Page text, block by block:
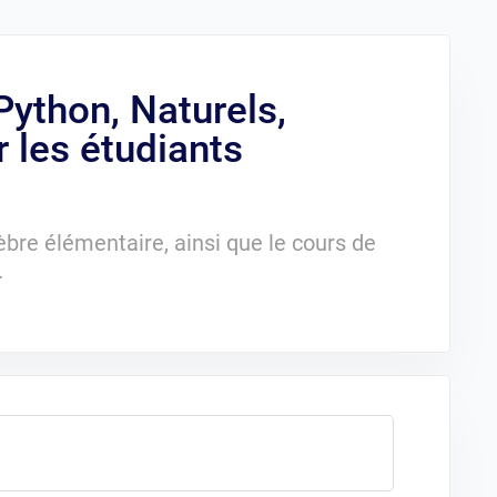
Naturels,
les étudiants
élémentaire, ainsi que le cours de